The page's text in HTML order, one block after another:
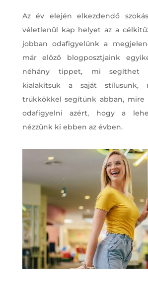
Az év elején elkezdendő
véletlenül kap helyet az a
jobban odafigyelünk a
már előző blogposztjaink
néhány tippet, mi segíthet
kialakítsuk a saját stílusunk,
trükkökkel segítünk abban, mire
odafigyelni azért, hogy a
nézzünk ki ebben az évben.